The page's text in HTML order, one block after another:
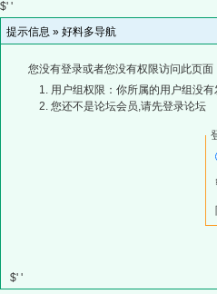
$' '
提示信息 » 好料多导航
您没有登录或者您没有权限访问此页
用户组权限：你所属的用户组没
您还不是论坛会员,请先登录论坛
$' '